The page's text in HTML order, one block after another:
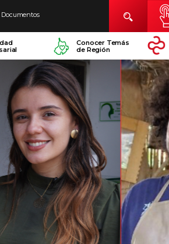
Documentos
Conocer Temás
de Región